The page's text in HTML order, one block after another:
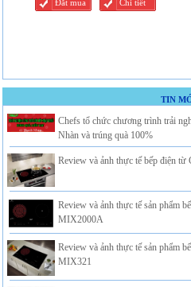
Đăt mua Chi tiết
TIN
Chefs tổ chức chương trình trải
Nhàn và trúng quà 100%
Review và ảnh thực tế bếp điện
Review và ảnh thực tế sản phẩm
MIX2000A
Review và ảnh thực tế sản phẩm
MIX321